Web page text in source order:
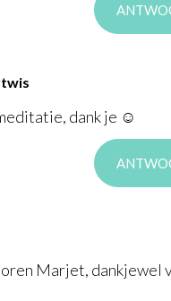
dank je ☺️
Marjet, dankjewel